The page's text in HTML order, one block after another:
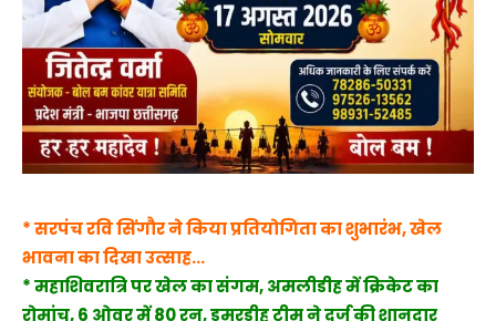
* सरपंच रवि सिंगौर ने किया प्रतियोगिता का शुभारंभ, खेल
भावना का दिखा उत्साह…
* महाशिवरात्रि पर खेल का संगम, अमलीडीह में क्रिकेट का
रोमांच,6 ओवर में 80 रन, डुमरडीह टीम ने दर्ज की शानदार